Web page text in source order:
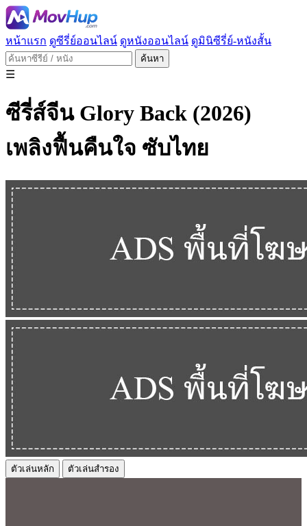
หน้าแรก ดูซีรี่ย์ออนไลน์ ดูหนังออนไลน์ ดูมินิซีรี่ย์-หนังสั้น
ค้นหา
☰
ซีรี่ส์จีน Glory Back (2026)
เพลิงฟื้นคืนใจ ซับไทย
ตัวเล่นหลัก ตัวเล่นสำรอง